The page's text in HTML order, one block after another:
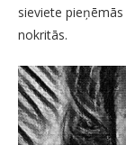
sieviete
nokritās.